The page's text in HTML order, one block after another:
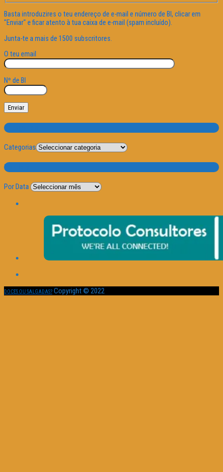
Basta introduzires o teu endereço de e-mail e número de BI, clicar em
"Enviar" e ficar atento à tua caixa de e-mail (spam incluído).
Junta-te a mais de 1500 subscritores.
O teu email
Nº de BI
Categorias
Categorias
Por Data
Por Data
DOCES OU SALGADAS? Copyright © 2022